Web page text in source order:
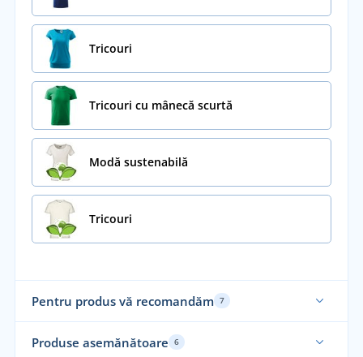
Tricouri
Tricouri cu mânecă scurtă
Modă sustenabilă
Tricouri
Pentru produs vă recomandăm 7
Mărimi până în 5XL
Produse asemănătoare 6